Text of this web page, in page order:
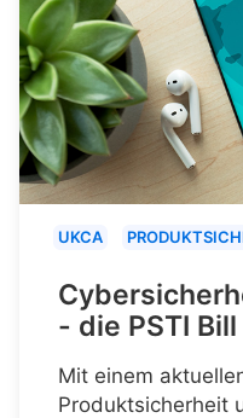
UKCA
- die PSTI
Mit einem
Produktsicherheit